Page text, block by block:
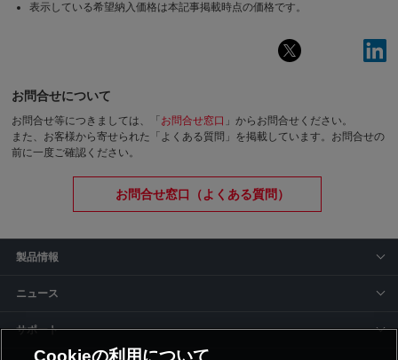
表示している希望納入価格は本記事掲載時点の価格です。
お問合せについて
お問合せ等につきましては、「 お問合せ窓口 」からお問合せください。
また、お客様から寄せられた「よくある質問」を掲載しています。お問合せの
前に一度ご確認ください。
お問合せ窓口（よくある質問）
製品情報
ニュース
サポート
Cookieの利用について